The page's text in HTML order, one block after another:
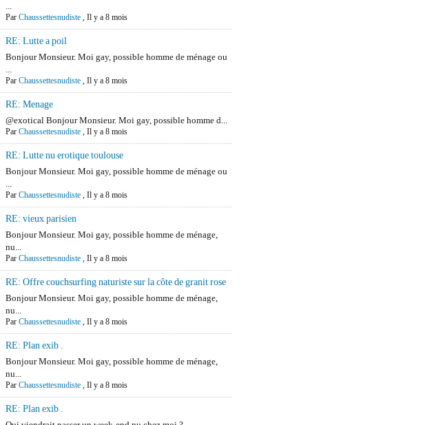
...
ParChaussettesnudiste ,Il y a 8 mois
RE: Lutte a poil
Bonjour Monsieur. Moi gay, possible homme de ménage ou
...
ParChaussettesnudiste ,Il y a 8 mois
RE: Menage
@exotical Bonjour Monsieur. Moi gay, possible homme d...
ParChaussettesnudiste ,Il y a 8 mois
RE: Lutte nu erotique toulouse
Bonjour Monsieur. Moi gay, possible homme de ménage ou
...
ParChaussettesnudiste ,Il y a 8 mois
RE: vieux parisien
Bonjour Monsieur. Moi gay, possible homme de ménage,
nu...
ParChaussettesnudiste ,Il y a 8 mois
RE: Offre couchsurfing naturiste sur la côte de granit rose
Bonjour Monsieur. Moi gay, possible homme de ménage,
nu...
ParChaussettesnudiste ,Il y a 8 mois
RE: Plan exib .
Bonjour Monsieur. Moi gay, possible homme de ménage,
nu...
ParChaussettesnudiste ,Il y a 8 mois
RE: Plan exib .